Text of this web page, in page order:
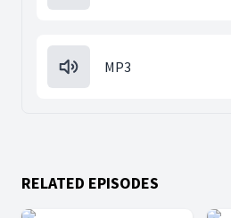
MP3
RELATED EPISODES